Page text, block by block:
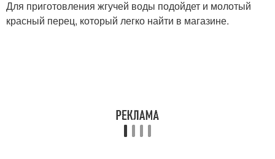
Для приготовления жгучей воды подойдет и молотый
красный перец, который легко найти в магазине.